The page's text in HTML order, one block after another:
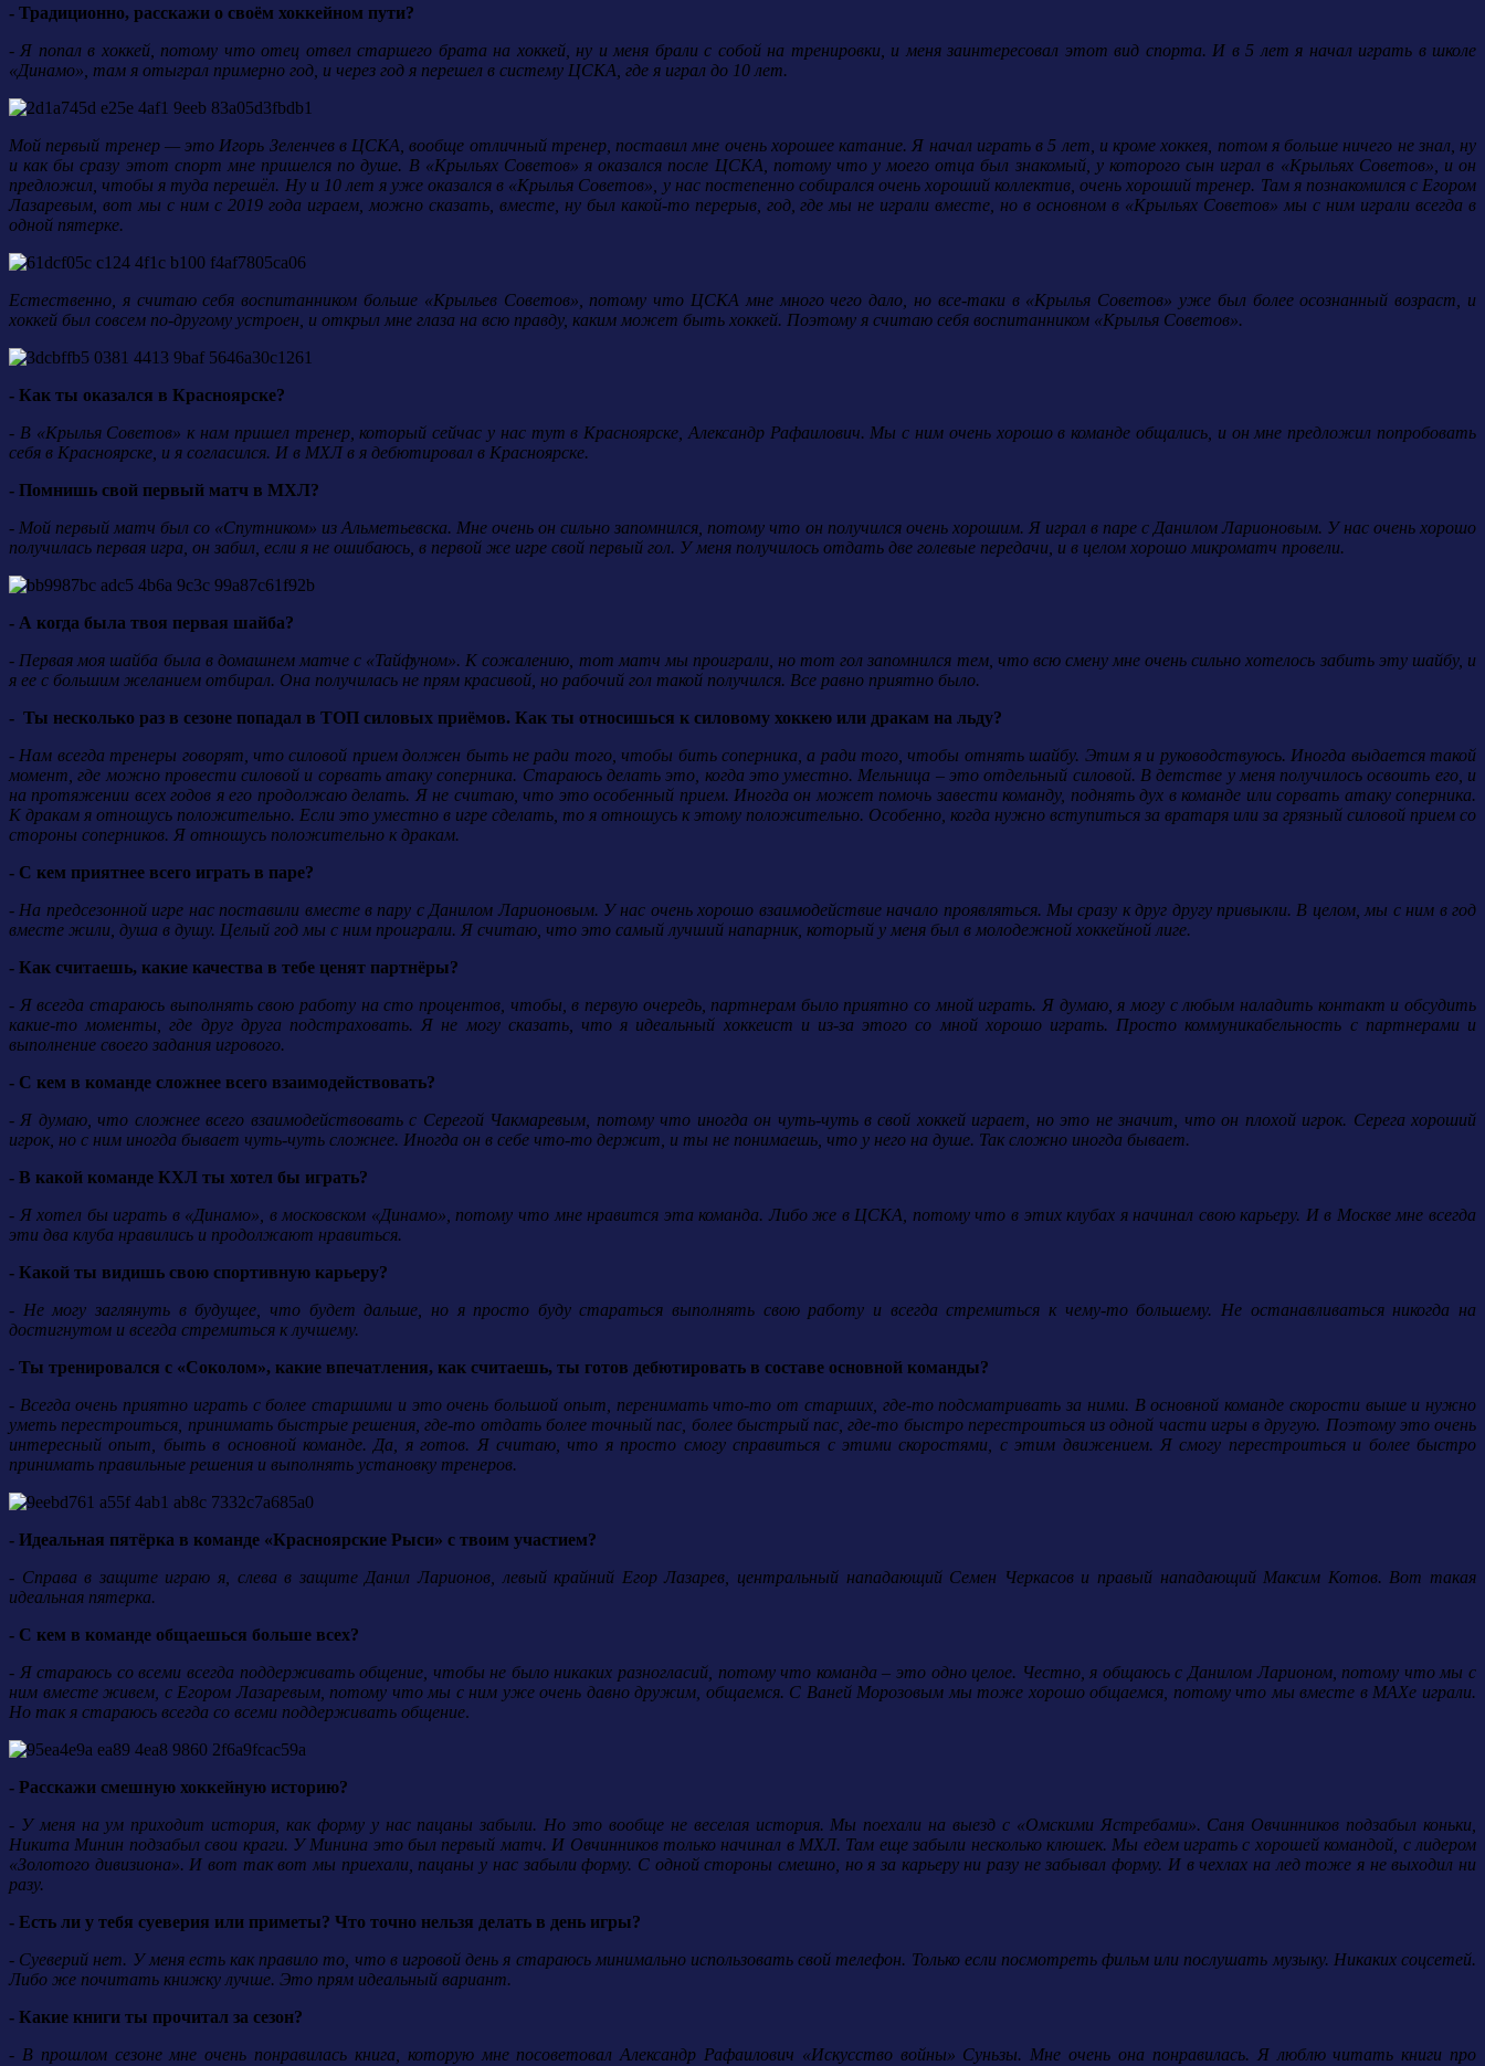
- Традиционно, расскажи о своём хоккейном пути?
- Я попал в хоккей, потому что отец отвел старшего брата на хоккей, ну и меня брали с собой на тренировки, и меня заинтересовал этот вид спорта. И в 5 лет я начал играть в школе
«Динамо», там я отыграл примерно год, и через год я перешел в систему ЦСКА, где я играл до 10 лет.
Мой первый тренер — это Игорь Зеленчев в ЦСКА, вообще отличный тренер, поставил мне очень хорошее катание. Я начал играть в 5 лет, и кроме хоккея, потом я больше ничего не знал, ну
и как бы сразу этот спорт мне пришелся по душе. В «Крыльях Советов» я оказался после ЦСКА, потому что у моего отца был знакомый, у которого сын играл в «Крыльях Советов», и он
предложил, чтобы я туда перешёл. Ну и 10 лет я уже оказался в «Крылья Советов», у нас постепенно собирался очень хороший коллектив, очень хороший тренер. Там я познакомился с Егором
Лазаревым, вот мы с ним с 2019 года играем, можно сказать, вместе, ну был какой-то перерыв, год, где мы не играли вместе, но в основном в «Крыльях Советов» мы с ним играли всегда в
одной пятерке.
Естественно, я считаю себя воспитанником больше «Крыльев Советов», потому что ЦСКА мне много чего дало, но все-таки в «Крылья Советов» уже был более осознанный возраст, и
хоккей был совсем по-другому устроен, и открыл мне глаза на всю правду, каким может быть хоккей. Поэтому я считаю себя воспитанником «Крылья Советов».
- Как ты оказался в Красноярске?
- В «Крылья Советов» к нам пришел тренер, который сейчас у нас тут в Красноярске, Александр Рафаилович. Мы с ним очень хорошо в команде общались, и он мне предложил попробовать
себя в Красноярске, и я согласился. И в МХЛ в я дебютировал в Красноярске.
- Помнишь свой первый матч в МХЛ?
- Мой первый матч был со «Спутником» из Альметьевска. Мне очень он сильно запомнился, потому что он получился очень хорошим. Я играл в паре с Данилом Ларионовым. У нас очень хорошо
получилась первая игра, он забил, если я не ошибаюсь, в первой же игре свой первый гол. У меня получилось отдать две голевые передачи, и в целом хорошо микроматч провели.
- А когда была твоя первая шайба?
- Первая моя шайба была в домашнем матче с «Тайфуном». К сожалению, тот матч мы проиграли, но тот гол запомнился тем, что всю смену мне очень сильно хотелось забить эту шайбу, и
я ее с большим желанием отбирал. Она получилась не прям красивой, но рабочий гол такой получился. Все равно приятно было.
- Ты несколько раз в сезоне попадал в ТОП силовых приёмов. Как ты относишься к силовому хоккею или дракам на льду?
- Нам всегда тренеры говорят, что силовой прием должен быть не ради того, чтобы бить соперника, а ради того, чтобы отнять шайбу. Этим я и руководствуюсь. Иногда выдается такой
момент, где можно провести силовой и сорвать атаку соперника. Стараюсь делать это, когда это уместно. Мельница – это отдельный силовой. В детстве у меня получилось освоить его, и
на протяжении всех годов я его продолжаю делать. Я не считаю, что это особенный прием. Иногда он может помочь завести команду, поднять дух в команде или сорвать атаку соперника.
К дракам я отношусь положительно. Если это уместно в игре сделать, то я отношусь к этому положительно. Особенно, когда нужно вступиться за вратаря или за грязный силовой прием со
стороны соперников. Я отношусь положительно к дракам.
- С кем приятнее всего играть в паре?
- На предсезонной игре нас поставили вместе в пару с Данилом Ларионовым. У нас очень хорошо взаимодействие начало проявляться. Мы сразу к друг другу привыкли. В целом, мы с ним в год
вместе жили, душа в душу. Целый год мы с ним проиграли. Я считаю, что это самый лучший напарник, который у меня был в молодежной хоккейной лиге.
- Как считаешь, какие качества в тебе ценят партнёры?
- Я всегда стараюсь выполнять свою работу на сто процентов, чтобы, в первую очередь, партнерам было приятно со мной играть. Я думаю, я могу с любым наладить контакт и обсудить
какие-то моменты, где друг друга подстраховать. Я не могу сказать, что я идеальный хоккеист и из-за этого со мной хорошо играть. Просто коммуникабельность с партнерами и
выполнение своего задания игрового.
- С кем в команде сложнее всего взаимодействовать?
- Я думаю, что сложнее всего взаимодействовать с Серегой Чакмаревым, потому что иногда он чуть-чуть в свой хоккей играет, но это не значит, что он плохой игрок. Серега хороший
игрок, но с ним иногда бывает чуть-чуть сложнее. Иногда он в себе что-то держит, и ты не понимаешь, что у него на душе. Так сложно иногда бывает.
- В какой команде КХЛ ты хотел бы играть?
- Я хотел бы играть в «Динамо», в московском «Динамо», потому что мне нравится эта команда. Либо же в ЦСКА, потому что в этих клубах я начинал свою карьеру. И в Москве мне всегда
эти два клуба нравились и продолжают нравиться.
- Какой ты видишь свою спортивную карьеру?
- Не могу заглянуть в будущее, что будет дальше, но я просто буду стараться выполнять свою работу и всегда стремиться к чему-то большему. Не останавливаться никогда на
достигнутом и всегда стремиться к лучшему.
- Ты тренировался с «Соколом», какие впечатления, как считаешь, ты готов дебютировать в составе основной команды?
- Всегда очень приятно играть с более старшими и это очень большой опыт, перенимать что-то от старших, где-то подсматривать за ними. В основной команде скорости выше и нужно
уметь перестроиться, принимать быстрые решения, где-то отдать более точный пас, более быстрый пас, где-то быстро перестроиться из одной части игры в другую. Поэтому это очень
интересный опыт, быть в основной команде. Да, я готов. Я считаю, что я просто смогу справиться с этими скоростями, с этим движением. Я смогу перестроиться и более быстро
принимать правильные решения и выполнять установку тренеров.
- Идеальная пятёрка в команде «Красноярские Рыси» с твоим участием?
- Справа в защите играю я, слева в защите Данил Ларионов, левый крайний Егор Лазарев, центральный нападающий Семен Черкасов и правый нападающий Максим Котов. Вот такая
идеальная пятерка.
- С кем в команде общаешься больше всех?
- Я стараюсь со всеми всегда поддерживать общение, чтобы не было никаких разногласий, потому что команда – это одно целое. Честно, я общаюсь с Данилом Ларионом, потому что мы с
ним вместе живем, с Егором Лазаревым, потому что мы с ним уже очень давно дружим, общаемся. С Ваней Морозовым мы тоже хорошо общаемся, потому что мы вместе в МАХе играли.
Но так я стараюсь всегда со всеми поддерживать общение.
- Расскажи смешную хоккейную историю?
- У меня на ум приходит история, как форму у нас пацаны забыли. Но это вообще не веселая история. Мы поехали на выезд с «Омскими Ястребами». Саня Овчинников подзабыл коньки,
Никита Минин подзабыл свои краги. У Минина это был первый матч. И Овчинников только начинал в МХЛ. Там еще забыли несколько клюшек. Мы едем играть с хорошей командой, с лидером
«Золотого дивизиона». И вот так вот мы приехали, пацаны у нас забыли форму. С одной стороны смешно, но я за карьеру ни разу не забывал форму. И в чехлах на лед тоже я не выходил ни
разу.
- Есть ли у тебя суеверия или приметы? Что точно нельзя делать в день игры?
- Суеверий нет. У меня есть как правило то, что в игровой день я стараюсь минимально использовать свой телефон. Только если посмотреть фильм или послушать музыку. Никаких соцсетей.
Либо же почитать книжку лучше. Это прям идеальный вариант.
- Какие книги ты прочитал за сезон?
- В прошлом сезоне мне очень понравилась книга, которую мне посоветовал Александр Рафаилович «Искусство войны» Суньзы. Мне очень она понравилась. Я люблю читать книги про